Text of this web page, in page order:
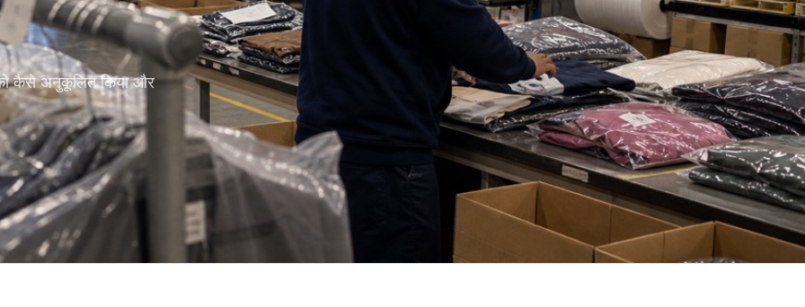
कैसे अनुकूलित किया और